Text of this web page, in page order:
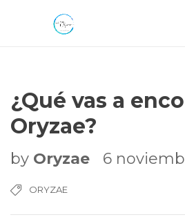
¿Qué vas a
Oryzae?
by Oryzae 6
ORYZAE